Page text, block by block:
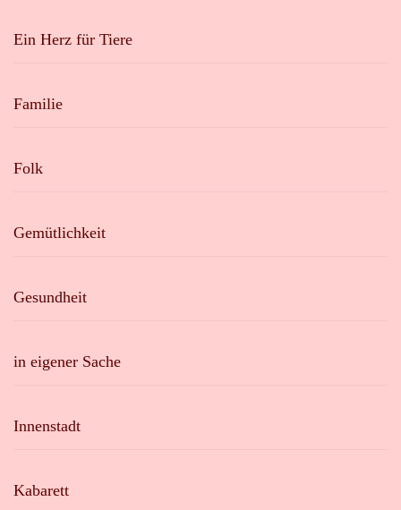
Ein Herz für Tiere
Familie
Folk
Gemütlichkeit
Gesundheit
in eigener Sache
Innenstadt
Kabarett